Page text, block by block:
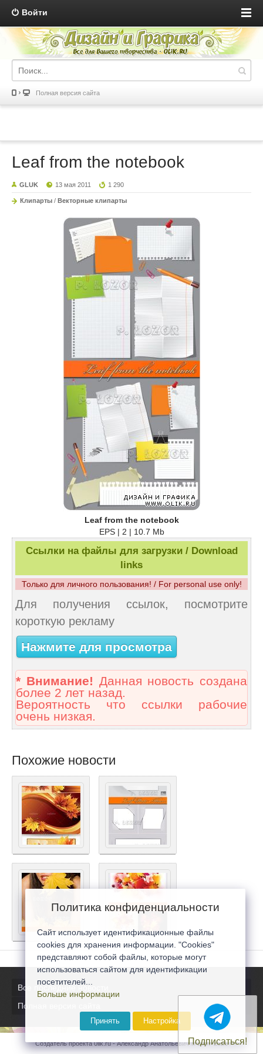
Войти
Полная версия сайта
Leaf from the notebook
GLUK 13 мая 2011 1 290
Клипарты / Векторные клипарты
Leaf from the notebook
EPS | 2 | 10.7 Mb
Ссылки на файлы для загрузки / Download
links
Только для личного пользования! / For personal use only!
Для получения ссылок, посмотрите
короткую рекламу
Нажмите для просмотра
* Внимание! Данная новость создана
более 2 лет назад.
Вероятность что ссылки рабочие
очень низкая.
Похожие новости
Все последние новости
Полная версия сайта
Создатель проекта 0lik.ru - Александр Анатольевич © 2007-2026
Подписаться!
Политика конфиденциальности
Сайт использует идентификационные файлы
cookies для хранения информации. "Cookies"
представляют собой файлы, которые могут
использоваться сайтом для идентификации
посетителей...
Больше информации
Принять Настройка